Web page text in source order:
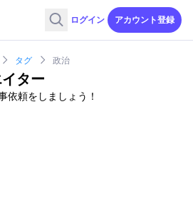
ログイン アカウント登録
タグ 政治
ター
依頼をしましょう！